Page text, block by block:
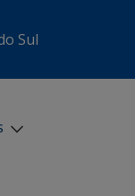
Sul